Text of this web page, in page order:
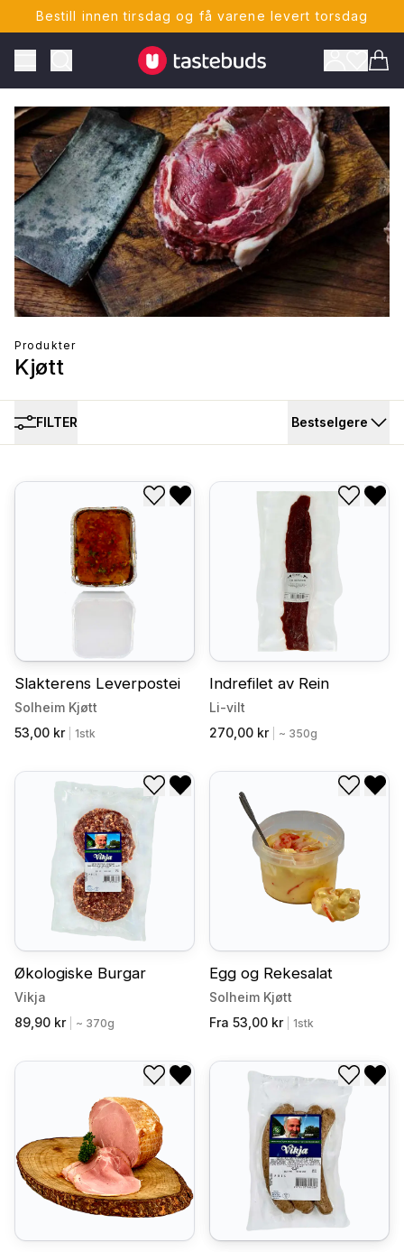
Bestill innen tirsdag og få varene levert torsdag
Toggle Menu
Tastebuds - Lokalmat rett hjem
Produkter
Kjøtt
FILTER Bestselgere
Slakterens Leverpostei
Solheim Kjøtt
53,00 kr
1stk
Legg til i ønskeliste
Fjern fra ønskeliste
Indrefilet av Rein
Li-vilt
270,00 kr
~ 350g
Økologiske Burgar
Vikja
89,90 kr
~ 370g
Legg til i ønskeliste
Fjern fra ønskeliste
Egg og Rekesalat
Solheim Kjøtt
Fra 53,00 kr
1stk
Legg til i ønskeliste
Fjern fra ønskeliste Legg